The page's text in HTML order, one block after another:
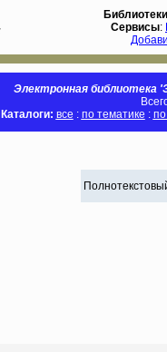
Библиотеки
Сервисы:
Электронная библиотека
Каталоги: все : по тематике :